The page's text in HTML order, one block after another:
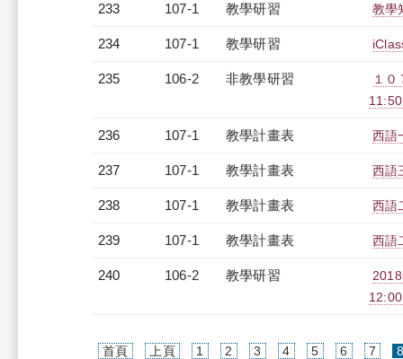
233 107-1 教學研習 教學
234 107-1 教學研習
235 106-2 非教學研習
１
236 107-1 教學計畫表 西語
237 107-1 教學計畫表 西語
238 107-1 教學計畫表 西語
239 107-1 教學計畫表 西語
240 106-2 教學研習
首頁 上頁 1 2 3 4 5 6 7